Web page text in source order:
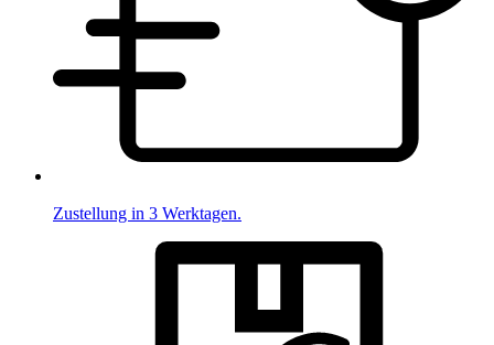
Zustellung in 3 Werktagen.